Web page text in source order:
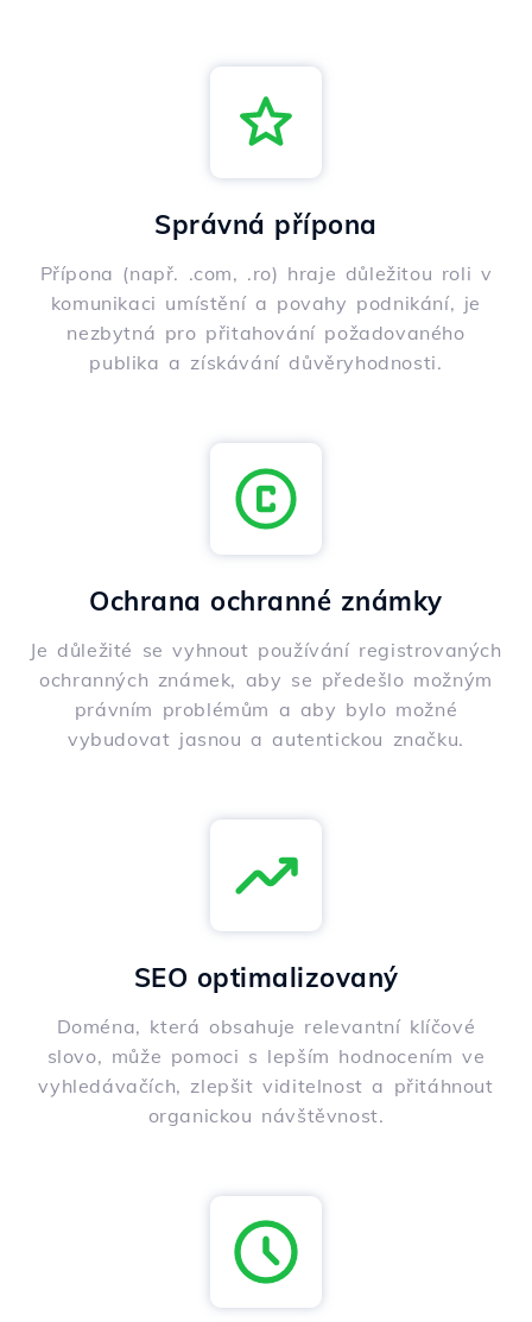
Správná přípona
Přípona (např. .com, .ro) hraje důležitou roli v
komunikaci umístění a povahy podnikání, je
nezbytná pro přitahování požadovaného
publika a získávání důvěryhodnosti.
Ochrana ochranné známky
Je důležité se vyhnout používání registrovaných
ochranných známek, aby se předešlo možným
právním problémům a aby bylo možné
vybudovat jasnou a autentickou značku.
SEO optimalizovaný
Doména, která obsahuje relevantní klíčové
slovo, může pomoci s lepším hodnocením ve
vyhledávačích, zlepšit viditelnost a přitáhnout
organickou návštěvnost.